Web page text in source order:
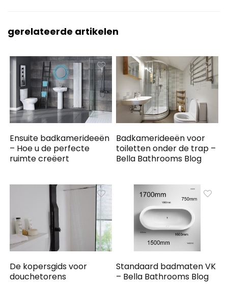
gerelateerde artikelen
Ensuite badkamerideeën
– Hoe u de perfecte
ruimte creëert
Badkamerideeën voor
toiletten onder de trap –
Bella Bathrooms Blog
De kopersgids voor
douchetorens
Standaard badmaten VK
– Bella Bathrooms Blog